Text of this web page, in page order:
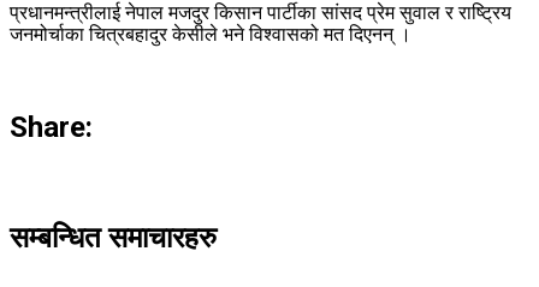
प्रधानमन्त्रीलाई नेपाल मजदुर किसान पार्टीका सांसद प्रेम सुवाल र राष्ट्रिय
जनमोर्चाका चित्रबहादुर केसीले भने विश्वासको मत दिएनन् ।
Share:
सम्बन्धित समाचारहरु